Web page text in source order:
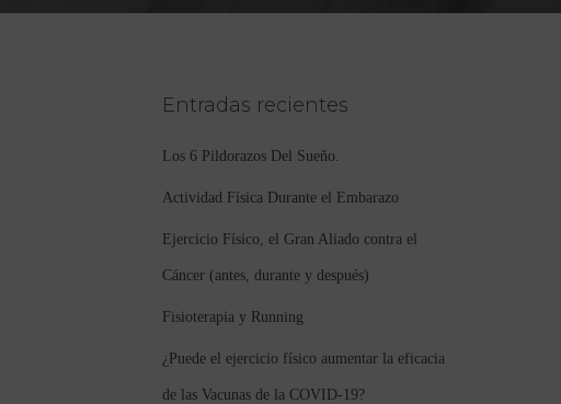
Entradas recientes
Los 6 Pildorazos Del Sueño.
Actividad Física Durante el Embarazo
Ejercicio Físico, el Gran Aliado contra el
Cáncer (antes, durante y después)
Fisioterapia y Running
¿Puede el ejercicio físico aumentar la eficacia
de las Vacunas de la COVID-19?